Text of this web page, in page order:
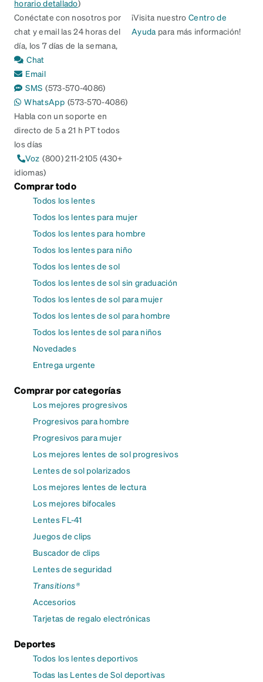
horario detallado)
Conéctate con nosotros por
chat y email las 24 horas del
día, los 7 días de la semana,
Chat
Email
SMS (573-570-4086)
WhatsApp (573-570-4086)
Habla con un soporte en
directo de 5 a 21 h PT todos
los días
Voz (800) 211-2105 (430+
idiomas)
¡Visita nuestroCentro de
Ayuda para más información!
Comprar todo
Todos los lentes
Todos los lentes para mujer
Todos los lentes para hombre
Todos los lentes para niño
Todos los lentes de sol
Todos los lentes de sol sin graduación
Todos los lentes de sol para mujer
Todos los lentes de sol para hombre
Todos los lentes de sol para niños
Novedades
Entrega urgente
Comprar por categorías
Los mejores progresivos
Progresivos para hombre
Progresivos para mujer
Los mejores lentes de sol progresivos
Lentes de sol polarizados
Los mejores lentes de lectura
Los mejores bifocales
Lentes FL-41
Juegos de clips
Buscador de clips
Lentes de seguridad
Transitions®
Accesorios
Tarjetas de regalo electrónicas
Deportes
Todos los lentes deportivos
Todas las Lentes de Sol deportivas